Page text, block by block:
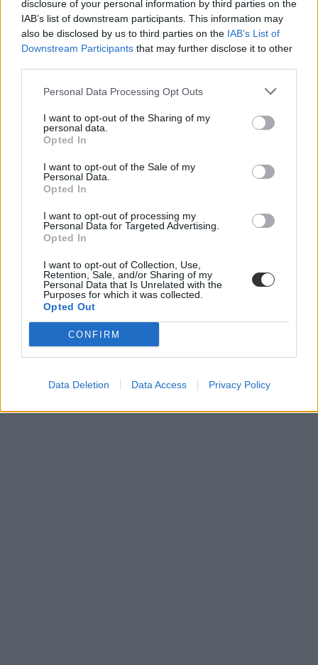
disclosure of your personal information by third parties on the
IAB’s list of downstream participants. This information may
also be disclosed by us to third parties on the IAB’s List of
Downstream Participants that may further disclose it to other
Personal Data Processing Opt Outs
I want to opt-out of the Sharing of my
personal data.
Opted In
I want to opt-out of the Sale of my
Personal Data.
Opted In
I want to opt-out of processing my
Personal Data for Targeted Advertising.
Opted In
I want to opt-out of Collection, Use,
Retention, Sale, and/or Sharing of my
Personal Data that Is Unrelated with the
Purposes for which it was collected.
Opted Out
CONFIRM
Data Deletion Data Access Privacy Policy
Budaörs után Csömör is jelezte, hogy visszakapná az iskolái
fenntartási jogát. Korábban Zugló is hasonló szándékot fogalmazott
meg, miközben a kormány egyelőre csak az iskolák autonómiájának
növeléséről beszél, a teljes visszaadásról nem.
noks
Pedagógusok Szakzervezete
gosztonyi gábor